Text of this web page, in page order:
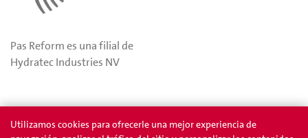
Pas Reform es una filial de
Hydratec Industries NV
Utilizamos cookies para ofrecerle una mejor experiencia de